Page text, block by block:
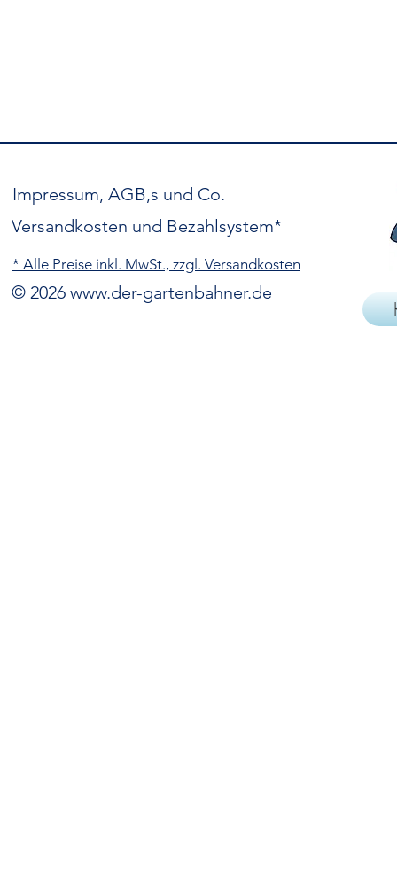
Impressum, AGB,s und Co.
Versandkosten und Bezahlsystem*
* Alle Preise inkl. MwSt., zzgl. Versandkosten
© 2026 www.der-gartenbahner.de